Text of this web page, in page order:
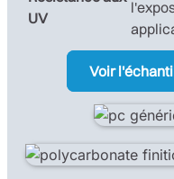
UV
Voir